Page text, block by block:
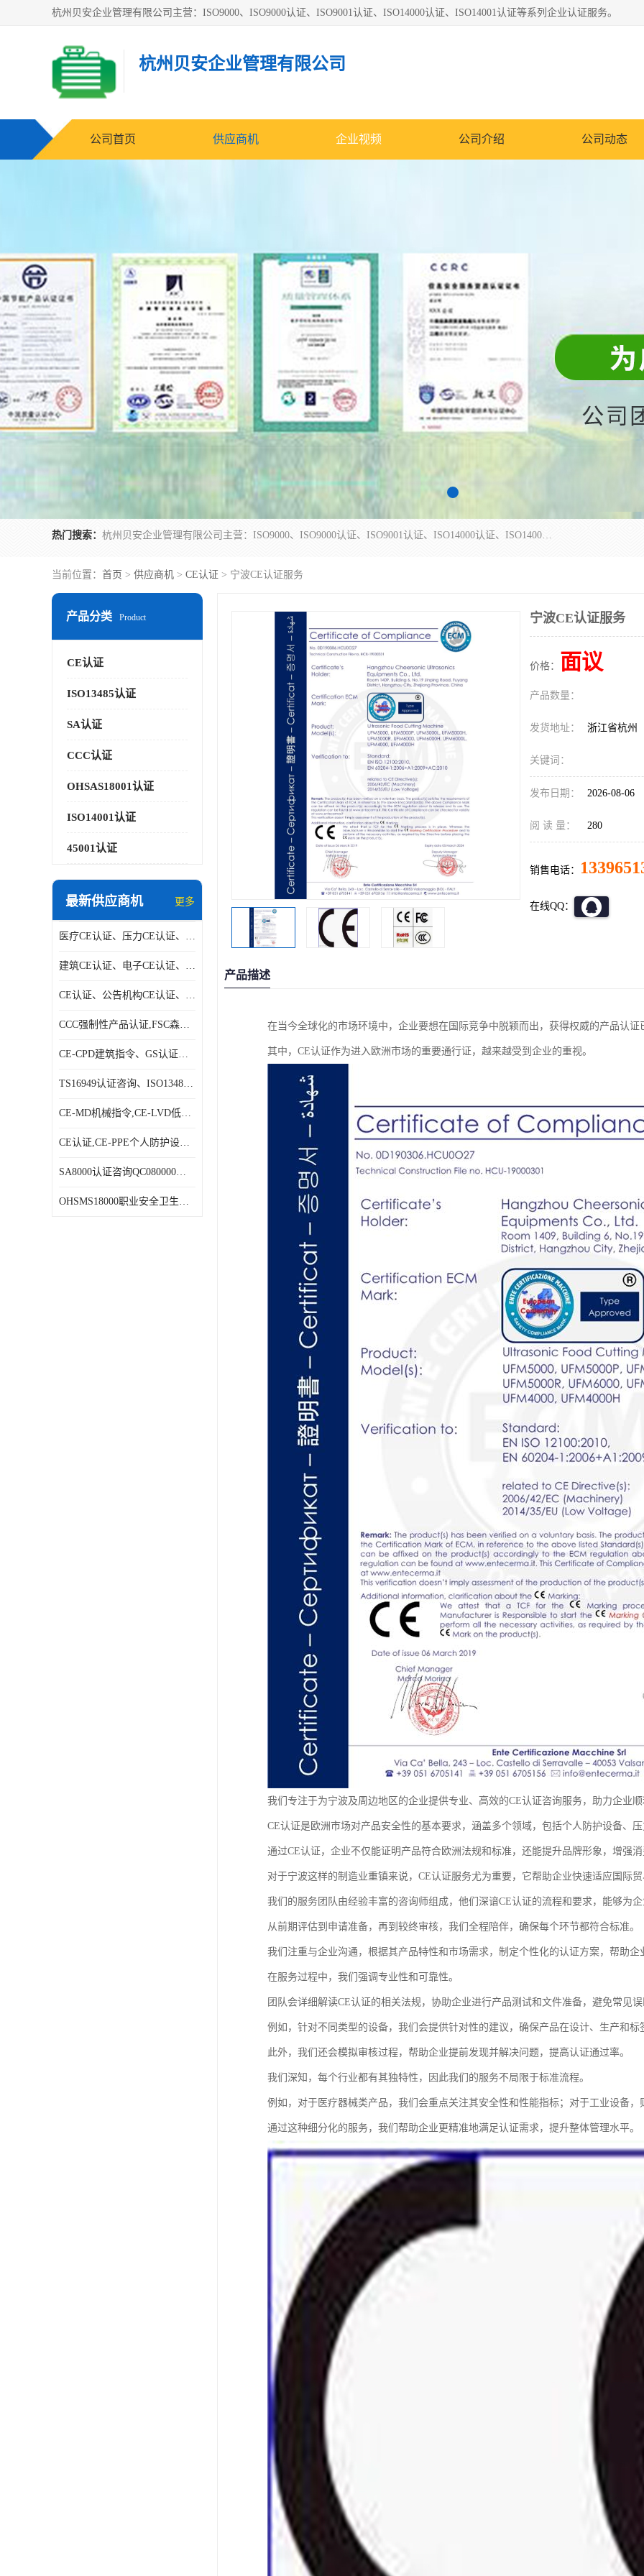
杭州贝安企业管理有限公司主营：ISO9000、ISO9000认证、ISO9001认证、ISO14000认证、ISO14001认证等系列企业认证服务。
杭州贝安企业管理有限公司
公司首页 供应商机 企业视频 公司介绍 公司动态
热门搜索： 杭州贝安企业管理有限公司主营：ISO9000、ISO9000认证、ISO9001认证、ISO14000认证、ISO14001认证等系列企业认证服务。
当前位置： 首页 > 供应商机 > CE认证 > 宁波CE认证服务
产品分类 Product
CE认证
ISO13485认证
SA认证
CCC认证
OHSAS18001认证
ISO14001认证
45001认证
最新供应商机 更多
医疗CE认证、压力CE认证、阀门CE认证|贝安
建筑CE认证、电子CE认证、机械CE认证|贝安
CE认证、公告机构CE认证、欧盟公告CE认证|贝安
CCC强制性产品认证,FSC森林认证|贝安
CE-CPD建筑指令、GS认证、E－MARK认证|贝安
TS16949认证咨询、ISO13485认证咨询|贝安
CE-MD机械指令,CE-LVD低电压指令,CE-EMC电磁兼容指令|贝安
CE认证,CE-PPE个人防护设备指令,CE-PED压力设备指令|贝安
SA8000认证咨询QC080000认证咨询等体系认证咨询|贝安
OHSMS18000职业安全卫生管理体系认证咨询、HACCP认证咨询|贝安
宁波CE认证服务
价格： 面议
产品数量：
发货地址： 浙江省杭州
关键词：
发布日期： 2026-08-06
阅 读 量： 280
销售电话：
在线QQ：
产品描述
在当今全球化的市场环境中，企业要想在国际竞争中脱颖而出，获得权威的产品认证
其中，CE认证作为进入欧洲市场的重要通行证，越来越受到企业的重视。
我们专注于为宁波及周边地区的企业提供专业、高效的CE认证咨询服务，助力企业
CE认证是欧洲市场对产品安全性的基本要求，涵盖多个领域，包括个人防护设备、
通过CE认证，企业不仅能证明产品符合欧洲法规和标准，还能提升品牌形象，增强
对于宁波这样的制造业重镇来说，CE认证服务尤为重要，它帮助企业快速适应国际
我们的服务团队由经验丰富的咨询师组成，他们深谙CE认证的流程和要求，能够为
从前期评估到申请准备，再到较终审核，我们全程陪伴，确保每个环节都符合标准。
我们注重与企业沟通，根据其产品特性和市场需求，制定个性化的认证方案，帮助
在服务过程中，我们强调专业性和可靠性。
团队会详细解读CE认证的相关法规，协助企业进行产品测试和文件准备，避免常见
例如，针对不同类型的设备，我们会提供针对性的建议，确保产品在设计、生产和标
此外，我们还会模拟审核过程，帮助企业提前发现并解决问题，提高认证通过率。
我们深知，每个行业都有其独特性，因此我们的服务不局限于标准流程。
例如，对于医疗器械类产品，我们会重点关注其安全性和性能指标；对于工业设备
通过这种细分化的服务，我们帮助企业更精准地满足认证需求，提升整体管理水平。